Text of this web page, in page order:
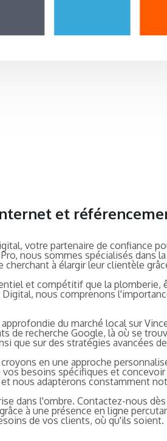
et
votre partenaire de confiance
nous sommes spécialisés dans
à élargir leur clientèle
et compétitif que la
Digital, nous comprenons
du marché local sur
de recherche Google, là où se
que sur des stratégies avancées
en une approche
besoins spécifiques et
nous adapterons constamment
dans l'ombre. Contactez-nous
à une présence en ligne
de vos clients, où qu'ils soient.